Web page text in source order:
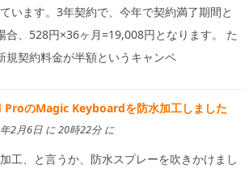
います。3年契約で、今年で契約満了期間と
合、528円×36ヶ月=19,008円となります。 た
規契約料金が半額というキャンペ
ProのMagic Keyboardを防水加工しました
2月6日 に 20時22分 に
工、と言うか、防水スプレーを吹きかけまし